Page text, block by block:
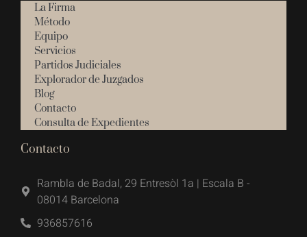
La Firma
Método
Equipo
Servicios
Partidos Judiciales
Explorador de Juzgados
Blog
Contacto
Consulta de Expedientes
Contacto
Rambla de Badal, 29 Entresòl 1a | Escala B -
08014 Barcelona
936857616